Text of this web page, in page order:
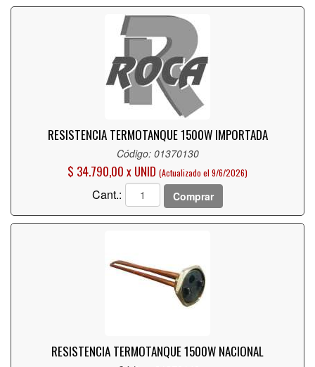
RESISTENCIA TERMOTANQUE 1500W IMPORTADA
Código: 01370130
$ 34.790,00 x UNID (Actualizado el 9/6/2026)
Cant.: Comprar
RESISTENCIA TERMOTANQUE 1500W NACIONAL